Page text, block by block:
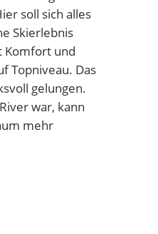
soll sich alles
Skierlebnis
Komfort und
Topniveau. Das
gelungen.
war, kann
mehr